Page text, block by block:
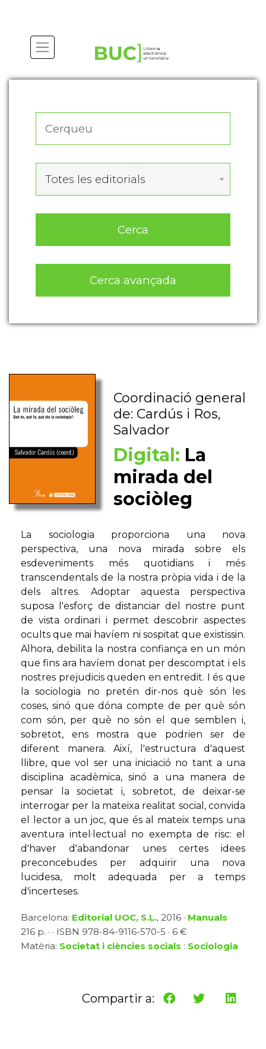
Totes les editorials
Cerca
Cerca avançada
Coordinació general
de: Cardús i Ros,
Salvador
Digital: La
mirada del
sociòleg
La sociologia proporciona una nova
perspectiva, una nova mirada sobre els
esdeveniments més quotidians i més
transcendentals de la nostra pròpia vida i de la
dels altres. Adoptar aquesta perspectiva
suposa l'esforç de distanciar del nostre punt
de vista ordinari i permet descobrir aspectes
ocults que mai havíem ni sospitat que existissin.
Alhora, debilita la nostra confiança en un món
que fins ara havíem donat per descomptat i els
nostres prejudicis queden en entredit. I és que
la sociologia no pretén dir-nos què són les
coses, sinó que dóna compte de per què són
com són, per què no són el que semblen i,
sobretot, ens mostra que podrien ser de
diferent manera. Així, l'estructura d'aquest
llibre, que vol ser una iniciació no tant a una
disciplina acadèmica, sinó a una manera de
pensar la societat i, sobretot, de deixar-se
interrogar per la mateixa realitat social, convida
el lector a un joc, que és al mateix temps una
aventura intel·lectual no exempta de risc: el
d'haver d'abandonar unes certes idees
preconcebudes per adquirir una nova
lucidesa, molt adequada per a temps
d'incerteses.
Barcelona: Editorial UOC, S.L., 2016 · Manuals
216 p. · · ISBN 978-84-9116-570-5 · 6 €
Matèria: Societat i ciències socials : Sociologia
Compartir a: